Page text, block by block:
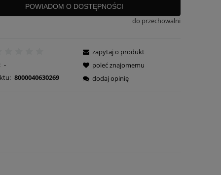
POWIADOM O DOSTĘPNOŚCI
do przechowalni
-
8000040630269
zapytaj o produkt
poleć znajomemu
dodaj opinię